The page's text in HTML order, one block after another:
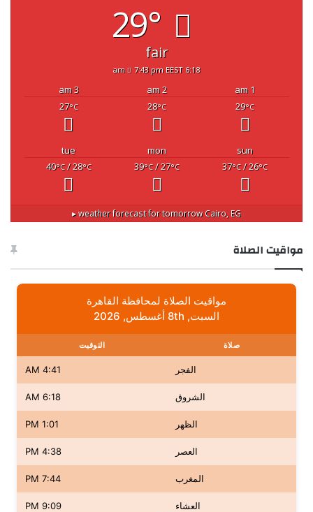
29°
fair
6:18 am
7:43 pm EEST
1 am
2 am
3 am
29°C
28°C
27°C
sun
mon
tue
37°C/ 26°C
39°C/ 27°C
40°C/ 28°C
Cairo, EG
weather forecast for tomorrow ▸
مواقيت الصلاة
مواقيت الصلاة لمحافظة القاهرة
السبت, 8th أغسطس, 2026
صلاة التوقيت
الفجر 4:41 AM
الشروق 6:18 AM
الظهر 1:01 PM
العصر 4:38 PM
المغرب 7:44 PM
العشاء 9:09 PM